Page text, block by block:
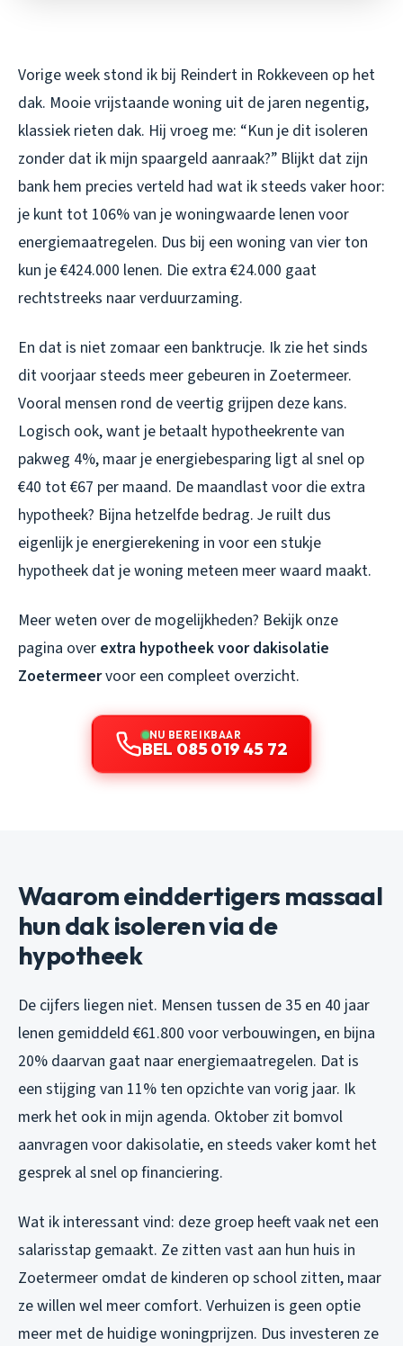
Vorige week stond ik bij Reindert in Rokkeveen op het
dak. Mooie vrijstaande woning uit de jaren negentig,
klassiek rieten dak. Hij vroeg me: “Kun je dit isoleren
zonder dat ik mijn spaargeld aanraak?” Blijkt dat zijn
bank hem precies verteld had wat ik steeds vaker hoor:
je kunt tot 106% van je woningwaarde lenen voor
energiemaatregelen. Dus bij een woning van vier ton
kun je €424.000 lenen. Die extra €24.000 gaat
rechtstreeks naar verduurzaming.
En dat is niet zomaar een banktrucje. Ik zie het sinds
dit voorjaar steeds meer gebeuren in Zoetermeer.
Vooral mensen rond de veertig grijpen deze kans.
Logisch ook, want je betaalt hypotheekrente van
pakweg 4%, maar je energiebesparing ligt al snel op
€40 tot €67 per maand. De maandlast voor die extra
hypotheek? Bijna hetzelfde bedrag. Je ruilt dus
eigenlijk je energierekening in voor een stukje
hypotheek dat je woning meteen meer waard maakt.
Meer weten over de mogelijkheden? Bekijk onze
pagina over extra hypotheek voor dakisolatie
Zoetermeervoor een compleet overzicht.
NU BEREIKBAAR
BEL 085 019 45 72
Waarom einddertigers massaal
hun dak isoleren via de
hypotheek
De cijfers liegen niet. Mensen tussen de 35 en 40 jaar
lenen gemiddeld €61.800 voor verbouwingen, en bijna
20% daarvan gaat naar energiemaatregelen. Dat is
een stijging van 11% ten opzichte van vorig jaar. Ik
merk het ook in mijn agenda. Oktober zit bomvol
aanvragen voor dakisolatie, en steeds vaker komt het
gesprek al snel op financiering.
Wat ik interessant vind: deze groep heeft vaak net een
salarisstap gemaakt. Ze zitten vast aan hun huis in
Zoetermeer omdat de kinderen op school zitten, maar
ze willen wel meer comfort. Verhuizen is geen optie
meer met de huidige woningprijzen. Dus investeren ze